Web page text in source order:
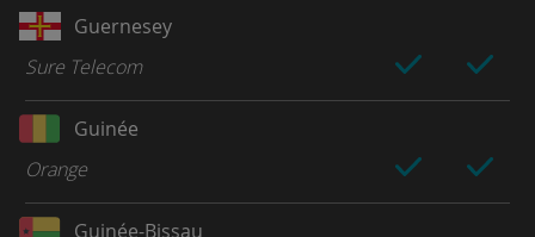
Guernesey
Sure Telecom
Guinée
Orange
Guinée-Bissau